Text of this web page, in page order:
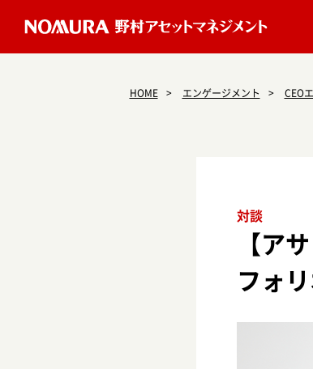
HOME エンゲージメント CEO
対談
【ア
フォ